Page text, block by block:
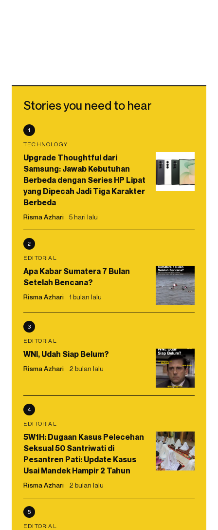
Stories you need to hear
1
TECHNOLOGY
Upgrade Thoughtful dari
Samsung: Jawab Kebutuhan
Berbeda dengan Series HP Lipat
yang Dipecah Jadi Tiga Karakter
Berbeda
Risma Azhari 5 hari lalu
2
EDITORIAL
Apa Kabar Sumatera 7 Bulan
Setelah Bencana?
Risma Azhari 1 bulan lalu
3
EDITORIAL
WNI, Udah Siap Belum?
Risma Azhari 2 bulan lalu
4
EDITORIAL
5W1H: Dugaan Kasus Pelecehan
Seksual 50 Santriwati di
Pesantren Pati: Update Kasus
Usai Mandek Hampir 2 Tahun
Risma Azhari 2 bulan lalu
5
EDITORIAL